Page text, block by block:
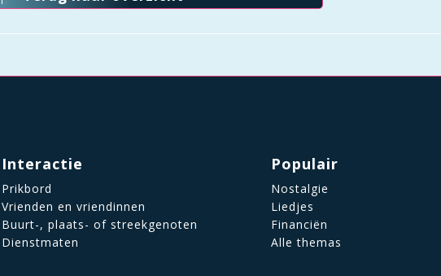
Interactie
Prikbord
Vrienden en vriendinnen
Buurt-, plaats- of streekgenoten
Dienstmaten
Populair
Nostalgie
Liedjes
Financiën
Alle themas